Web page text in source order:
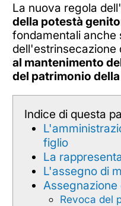
La nuova regola dell'
della potestà
fondamentali anche
dell'estrinsecazione
al mantenimento
del patrimonio
Indice di questa
figlio
La
L'assegno di
Revoca del